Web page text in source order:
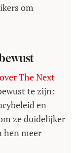
om
The Next
te zijn:
en
ze duidelijker
hen meer